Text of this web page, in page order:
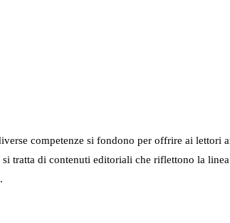
competenze si fondono per offrire ai lettori
di contenuti editoriali che riflettono la